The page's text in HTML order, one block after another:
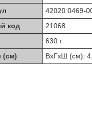
42020.0469-
код
21068
630 г.
(см)
ВхГхШ (см):